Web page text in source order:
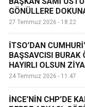
GÖNÜLLERE
27 Temmuz 2026 - 18:22
İTSO’DAN
BAŞSAVCISI BURAK
HAYIRLI OLSUN
24 Temmuz 2026 - 11:47
İNCE’NİN CHP’DE